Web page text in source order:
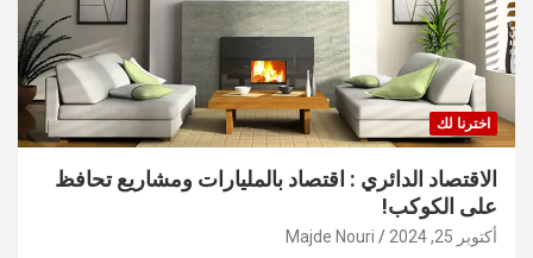
اخترنا لك
الاقتصاد الدائري : اقتصاد بالمليارات ومشاريع تحافظ
على الكوكب!
أكتوبر 25, 2024 Majde Nouri